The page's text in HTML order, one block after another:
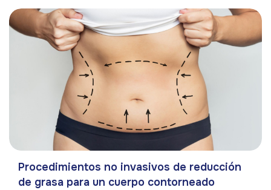
Procedimientos no invasivos de reducción
de grasa para un cuerpo contorneado